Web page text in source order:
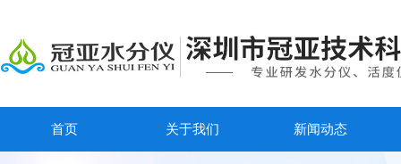
首页 关于我们 新闻动态